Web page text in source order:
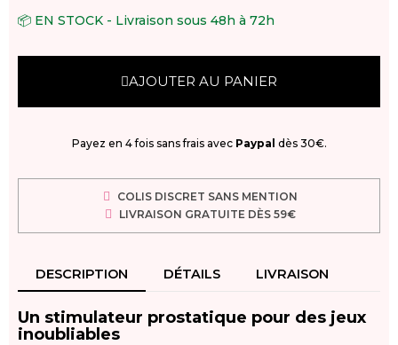
📦 EN STOCK - Livraison sous 48h à 72h
AJOUTER AU PANIER
Payez en 4 fois sans frais avec Paypal dès 30€.
COLIS DISCRET SANS MENTION
LIVRAISON GRATUITE DÈS 59€
DESCRIPTION DÉTAILS LIVRAISON
Un stimulateur prostatique pour des jeux
inoubliables